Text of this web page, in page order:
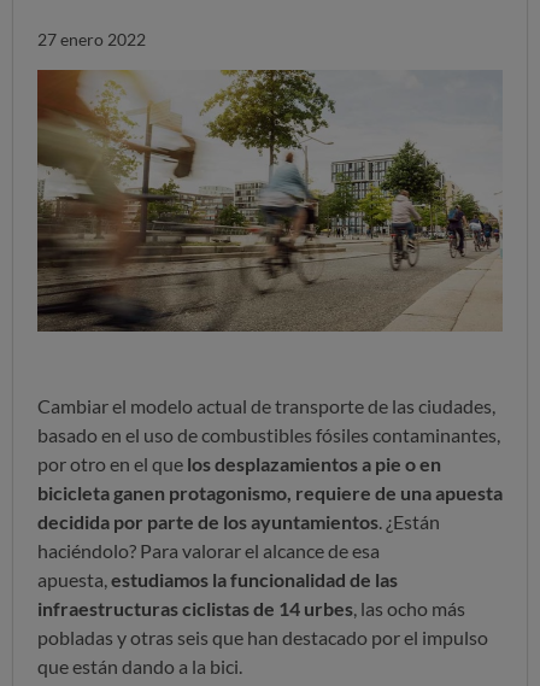
27 enero 2022
Cambiar el modelo actual de transporte de las ciudades,
basado en el uso de combustibles fósiles contaminantes,
por otro en el que los desplazamientos a pie o en
bicicleta ganen protagonismo, requiere de una apuesta
decidida por parte de los ayuntamientos . ¿Están
haciéndolo? Para valorar el alcance de esa
apuesta, estudiamos la funcionalidad de las
infraestructuras ciclistas de 14 urbes , las ocho más
pobladas y otras seis que han destacado por el impulso
que están dando a la bici.